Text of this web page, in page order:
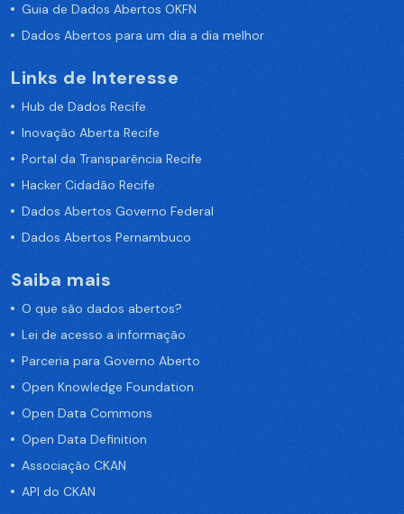
Guia de Dados Abertos OKFN
Dados Abertos para um dia a dia melhor
Links de Interesse
Hub de Dados Recife
Inovação Aberta Recife
Portal da Transparência Recife
Hacker Cidadão Recife
Dados Abertos Governo Federal
Dados Abertos Pernambuco
Saiba mais
O que são dados abertos?
Lei de acesso a informação
Parceria para Governo Aberto
Open Knowledge Foundation
Open Data Commons
Open Data Definition
Associação CKAN
API do CKAN